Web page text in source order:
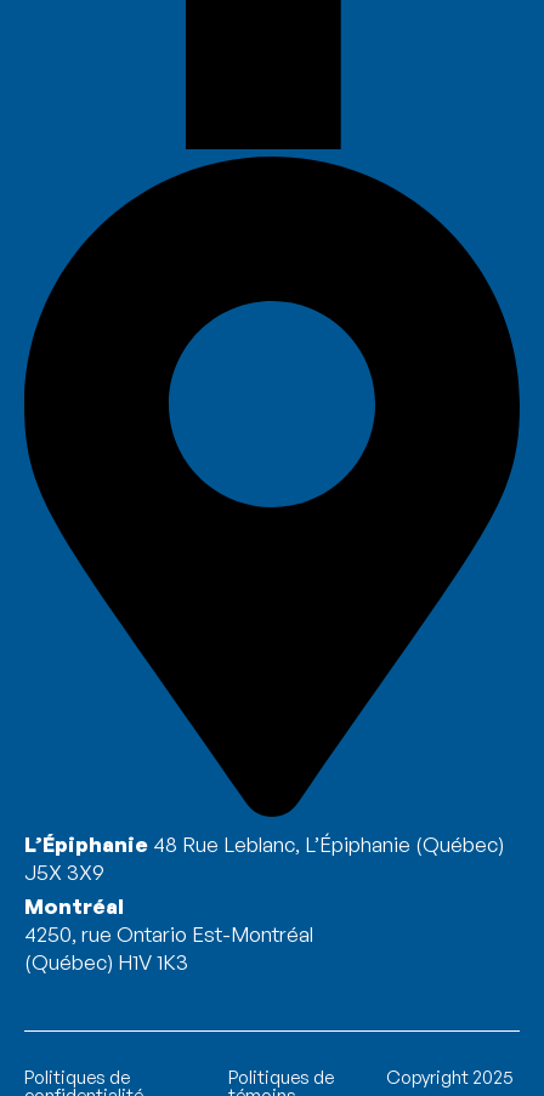
L’Épiphanie 48 Rue Leblanc, L’Épiphanie (Québec)
J5X 3X9
Montréal
4250, rue Ontario Est-Montréal
(Québec) H1V 1K3
Politiques de Politiques de Copyright 2025